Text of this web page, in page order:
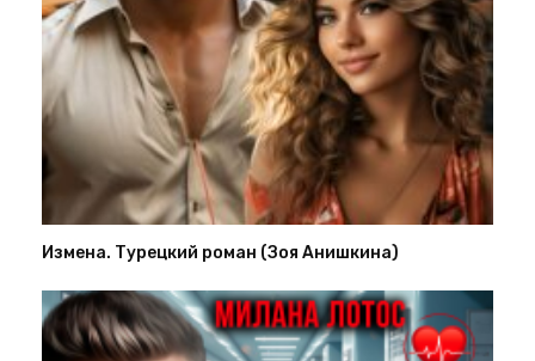
Измена. Турецкий роман (Зоя Анишкина)